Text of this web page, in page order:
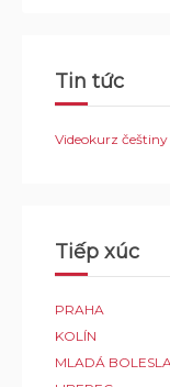
Tin tức
Videokurz
Tiếp xúc
PRAHA
KOLÍN
MLADÁ